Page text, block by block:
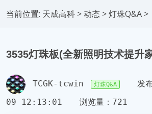
当前位置: 天成高科 >动态 >灯珠Q&A >
3535灯珠板(全新照明技术提升
TCGK-tcwin 灯珠Q&A
发
09 12:13:01
浏览量：721